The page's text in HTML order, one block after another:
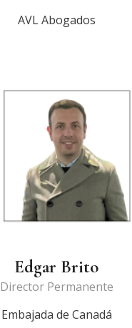
AVL Abogados
Edgar Brito
Director Permanente
Embajada de Canadá